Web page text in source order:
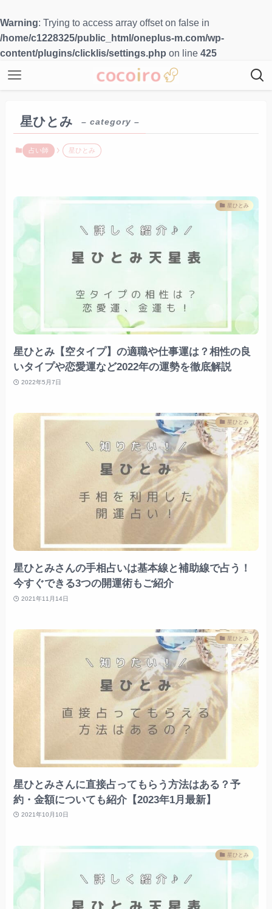
Warning: Trying to access array offset on false in
/home/c1228325/public_html/oneplus-m.com/wp-
content/plugins/clicklis/settings.php on line 425
星ひとみ – category –
占い師 星ひとみ
星ひとみ
星ひとみ【空タイプ】の適職や仕事運は？相性の良
いタイプや恋愛運など2022年の運勢を徹底解説
2022年5月7日
星ひとみ
星ひとみさんの手相占いは基本線と補助線で占う！
今すぐできる3つの開運術もご紹介
2021年11月14日
星ひとみ
星ひとみさんに直接占ってもらう方法はある？予
約・金額についても紹介【2023年1月最新】
2021年10月10日
星ひとみ